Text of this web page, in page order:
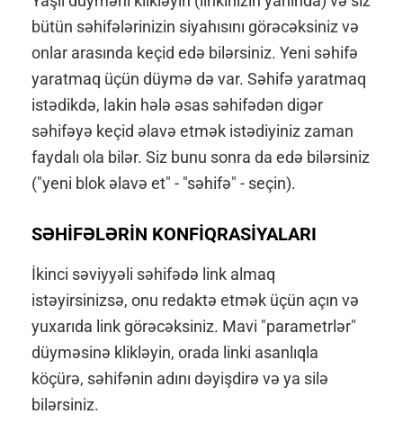
bütün səhifələrinizin siyahısını görəcəksiniz və
onlar arasında keçid edə bilərsiniz. Yeni səhifə
yaratmaq üçün düymə də var. Səhifə yaratmaq
istədikdə, lakin hələ əsas səhifədən digər
səhifəyə keçid əlavə etmək istədiyiniz zaman
faydalı ola bilər. Siz bunu sonra da edə bilərsiniz
("yeni blok əlavə et" - "səhifə" - seçin).
SƏHİFƏLƏRİN KONFİQRASİYALARI
İkinci səviyyəli səhifədə link almaq
istəyirsinizsə, onu redaktə etmək üçün açın və
yuxarıda link görəcəksiniz. Mavi "parametrlər"
düyməsinə klikləyin, orada linki asanlıqla
köçürə, səhifənin adını dəyişdirə və ya silə
bilərsiniz.